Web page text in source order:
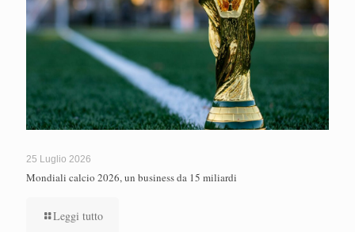
25 Luglio 2026
Mondiali calcio 2026, un business da 15 miliardi
Leggi tutto